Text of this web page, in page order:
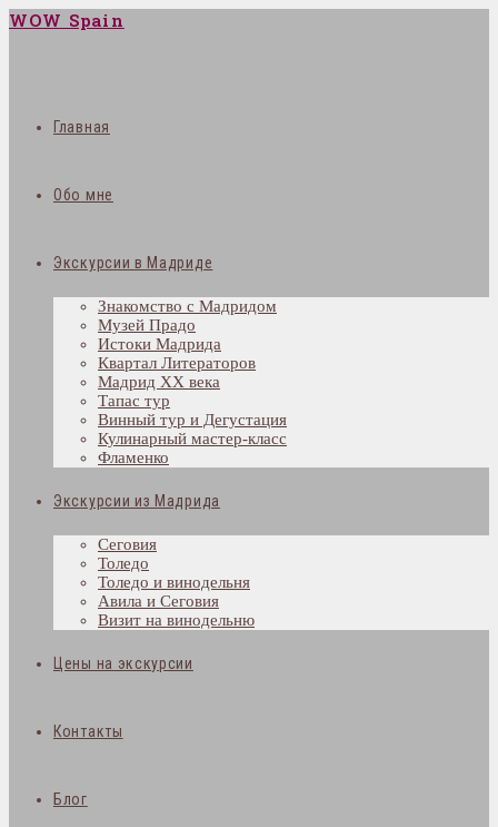
WOW Spain
Главная
Обо мне
Экскурсии в Мадриде
Знакомство с Мадридом
Музей Прадо
Истоки Мадрида
Квартал Литераторов
Мадрид XX века
Тапас тур
Винный тур и Дегустация
Кулинарный мастер-класс
Фламенко
Экскурсии из Мадрида
Сеговия
Толедо
Толедо и винодельня
Авила и Сеговия
Визит на винодельню
Цены на экскурсии
Контакты
Блог